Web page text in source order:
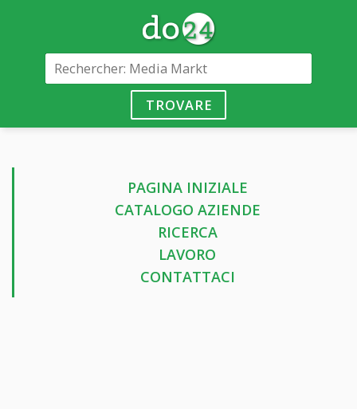
TROVARE
PAGINA INIZIALE
CATALOGO AZIENDE
RICERCA
LAVORO
CONTATTACI